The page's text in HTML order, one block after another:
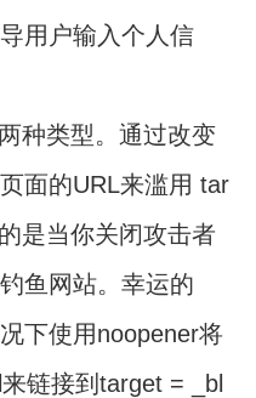
用户输入个人信
种类型。通过改变
面的URL来滥用 tar
是当你关闭攻击者
鱼网站。幸运的
下使用noopener将
链接到target = _bl